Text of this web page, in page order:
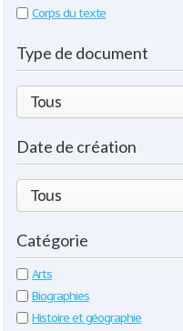
Corps du texte
Type de document
Date de création
Catégorie
Arts
Biographies
Histoire et géographie